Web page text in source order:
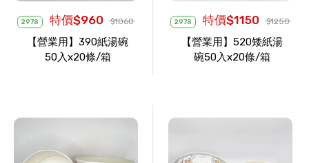
2978 特價$960 $1060
【營業用】390紙湯碗
50入x20條/箱
2978 特價$1150 $1250
【營業用】520矮紙湯
碗50入x20條/箱